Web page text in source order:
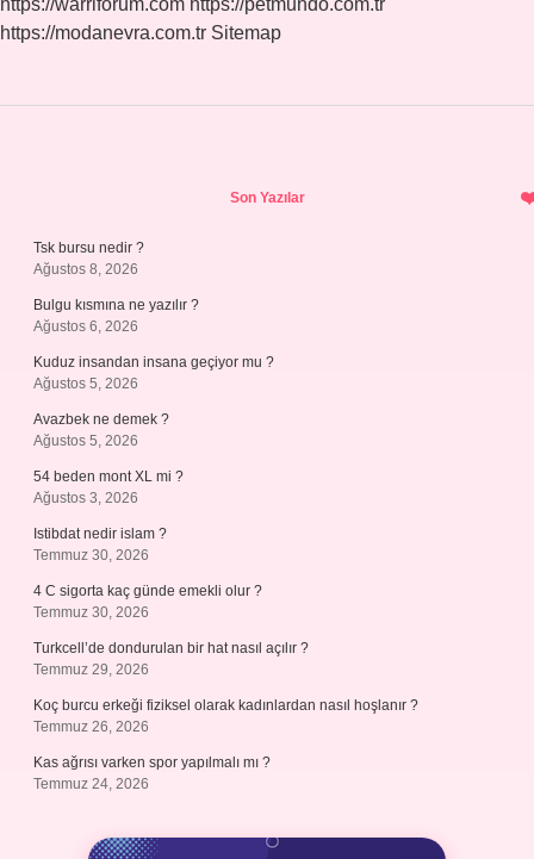
https://warriforum.com https://petmundo.com.tr
https://modanevra.com.tr Sitemap
Son Yazılar
Tsk bursu nedir ?
Ağustos 8, 2026
Bulgu kısmına ne yazılır ?
Ağustos 6, 2026
Kuduz insandan insana geçiyor mu ?
Ağustos 5, 2026
Avazbek ne demek ?
Ağustos 5, 2026
54 beden mont XL mi ?
Ağustos 3, 2026
Istibdat nedir islam ?
Temmuz 30, 2026
4 C sigorta kaç günde emekli olur ?
Temmuz 30, 2026
Turkcell’de dondurulan bir hat nasıl açılır ?
Temmuz 29, 2026
Koç burcu erkeği fiziksel olarak kadınlardan nasıl hoşlanır ?
Temmuz 26, 2026
Kas ağrısı varken spor yapılmalı mı ?
Temmuz 24, 2026